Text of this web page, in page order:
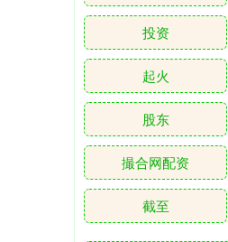
投资
起火
股东
撮合网配资
截至